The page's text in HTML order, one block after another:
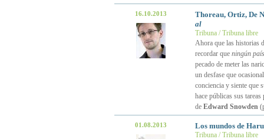
16.10.2013
Thoreau, Ortiz, De
al
Tribuna / Tribuna libre
Ahora que las historias
recordar que ningún
pecado de meter las
un desfase que
conciencia y siente que
hace públicas sus
de Edward Snowden
01.08.2013 Los mundos de
Tribuna / Tribuna libre